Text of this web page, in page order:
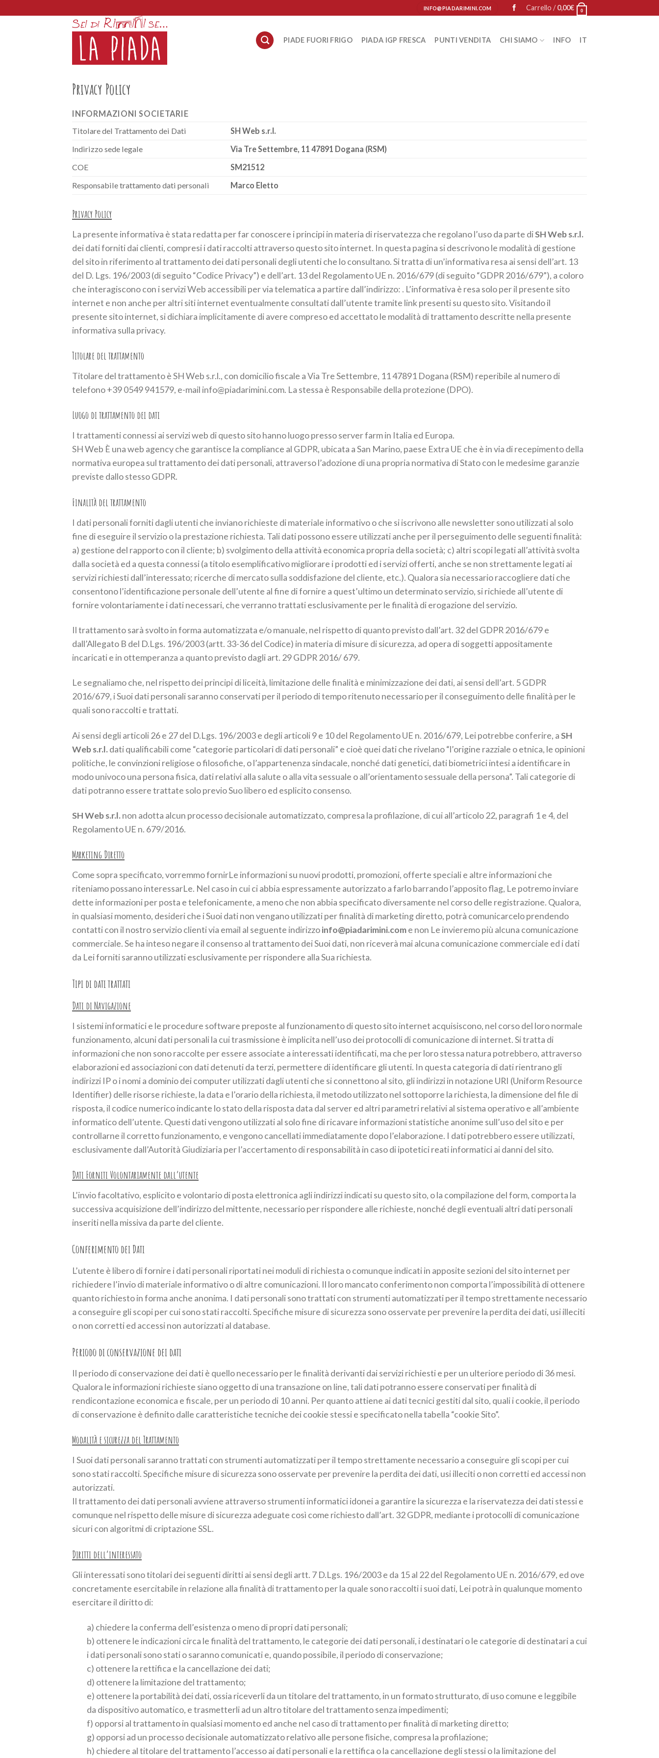
INFO@PIADARIMINI.COM Carrello /0,00€ 0
PIADE FUORI FRIGO PIADA IGP FRESCA PUNTI VENDITA CHI SIAMO INFO IT
Privacy Policy
INFORMAZIONI SOCIETARIE
Titolare del Trattamento dei Dati
SH Web s.r.l.
Indirizzo sede legale
Via Tre Settembre, 11 47891 Dogana (RSM)
COE
SM21512
Responsabile trattamento dati personali
Marco Eletto
Privacy Policy
La presente informativa è stata redatta per far conoscere i principi in materia di riservatezza che regolano l’uso da parte diSH Web s.r.l.
dei dati forniti dai clienti, compresi i dati raccolti attraverso questo sito internet. In questa pagina si descrivono le modalità di gestione
del sito in riferimento al trattamento dei dati personali degli utenti che lo consultano. Si tratta di un’informativa resa ai sensi dell’art. 13
del D. Lgs. 196/2003 (di seguito “Codice Privacy”) e dell’art. 13 del Regolamento UE n. 2016/679 (di seguito “GDPR 2016/679”), a coloro
che interagiscono con i servizi Web accessibili per via telematica a partire dall’indirizzo: . L’informativa è resa solo per il presente sito
internet e non anche per altri siti internet eventualmente consultati dall’utente tramite link presenti su questo sito. Visitando il
presente sito internet, si dichiara implicitamente di avere compreso ed accettato le modalità di trattamento descritte nella presente
informativa sulla privacy.
Titolare del trattamento
Titolare del trattamento è SH Web s.r.l., con domicilio fiscale a Via Tre Settembre, 11 47891 Dogana (RSM) reperibile al numero di
telefono +39 0549 941579, e-mail info@piadarimini.com. La stessa è Responsabile della protezione (DPO).
Luogo di trattamento dei dati
I trattamenti connessi ai servizi web di questo sito hanno luogo presso server farm in Italia ed Europa.
SH Web È una web agency che garantisce la compliance al GDPR, ubicata a San Marino, paese Extra UE che è in via di recepimento della
normativa europea sul trattamento dei dati personali, attraverso l’adozione di una propria normativa di Stato con le medesime garanzie
previste dallo stesso GDPR.
Finalità del trattamento
I dati personali forniti dagli utenti che inviano richieste di materiale informativo o che si iscrivono alle newsletter sono utilizzati al solo
fine di eseguire il servizio o la prestazione richiesta. Tali dati possono essere utilizzati anche per il perseguimento delle seguenti finalità:
a) gestione del rapporto con il cliente; b) svolgimento della attività economica propria della società; c) altri scopi legati all’attività svolta
dalla società ed a questa connessi (a titolo esemplificativo migliorare i prodotti ed i servizi offerti, anche se non strettamente legati ai
servizi richiesti dall’interessato; ricerche di mercato sulla soddisfazione del cliente, etc.). Qualora sia necessario raccogliere dati che
consentono l’identificazione personale dell’utente al fine di fornire a quest’ultimo un determinato servizio, si richiede all’utente di
fornire volontariamente i dati necessari, che verranno trattati esclusivamente per le finalità di erogazione del servizio.
Il trattamento sarà svolto in forma automatizzata e/o manuale, nel rispetto di quanto previsto dall’art. 32 del GDPR 2016/679 e
dall’Allegato B del D.Lgs. 196/2003 (artt. 33-36 del Codice) in materia di misure di sicurezza, ad opera di soggetti appositamente
incaricati e in ottemperanza a quanto previsto dagli art. 29 GDPR 2016/ 679.
Le segnaliamo che, nel rispetto dei principi di liceità, limitazione delle finalità e minimizzazione dei dati, ai sensi dell’art. 5 GDPR
2016/679, i Suoi dati personali saranno conservati per il periodo di tempo ritenuto necessario per il conseguimento delle finalità per le
quali sono raccolti e trattati.
Ai sensi degli articoli 26 e 27 del D.Lgs. 196/2003 e degli articoli 9 e 10 del Regolamento UE n. 2016/679, Lei potrebbe conferire, aSH
Web s.r.l.dati qualificabili come “categorie particolari di dati personali” e cioè quei dati che rivelano “l’origine razziale o etnica, le opinioni
politiche, le convinzioni religiose o filosofiche, o l’appartenenza sindacale, nonché dati genetici, dati biometrici intesi a identificare in
modo univoco una persona fisica, dati relativi alla salute o alla vita sessuale o all’orientamento sessuale della persona”. Tali categorie di
dati potranno essere trattate solo previo Suo libero ed esplicito consenso.
SH Web s.r.l.non adotta alcun processo decisionale automatizzato, compresa la profilazione, di cui all’articolo 22, paragrafi 1 e 4, del
Regolamento UE n. 679/2016.
Marketing Diretto
Come sopra specificato, vorremmo fornirLe informazioni su nuovi prodotti, promozioni, offerte speciali e altre informazioni che
riteniamo possano interessarLe. Nel caso in cui ci abbia espressamente autorizzato a farlo barrando l’apposito flag, Le potremo inviare
dette informazioni per posta e telefonicamente, a meno che non abbia specificato diversamente nel corso delle registrazione. Qualora,
in qualsiasi momento, desideri che i Suoi dati non vengano utilizzati per finalità di marketing diretto, potrà comunicarcelo prendendo
contatti con il nostro servizio clienti via email al seguente indirizzoinfo@piadarimini.come non Le invieremo più alcuna comunicazione
commerciale. Se ha inteso negare il consenso al trattamento dei Suoi dati, non riceverà mai alcuna comunicazione commerciale ed i dati
da Lei forniti saranno utilizzati esclusivamente per rispondere alla Sua richiesta.
Tipi di dati trattati
Dati di Navigazione
I sistemi informatici e le procedure software preposte al funzionamento di questo sito internet acquisiscono, nel corso del loro normale
funzionamento, alcuni dati personali la cui trasmissione è implicita nell’uso dei protocolli di comunicazione di internet. Si tratta di
informazioni che non sono raccolte per essere associate a interessati identificati, ma che per loro stessa natura potrebbero, attraverso
elaborazioni ed associazioni con dati detenuti da terzi, permettere di identificare gli utenti. In questa categoria di dati rientrano gli
indirizzi IP o i nomi a dominio dei computer utilizzati dagli utenti che si connettono al sito, gli indirizzi in notazione URI (Uniform Resource
Identifier) delle risorse richieste, la data e l’orario della richiesta, il metodo utilizzato nel sottoporre la richiesta, la dimensione del file di
risposta, il codice numerico indicante lo stato della risposta data dal server ed altri parametri relativi al sistema operativo e all’ambiente
informatico dell’utente. Questi dati vengono utilizzati al solo fine di ricavare informazioni statistiche anonime sull’uso del sito e per
controllarne il corretto funzionamento, e vengono cancellati immediatamente dopo l’elaborazione. I dati potrebbero essere utilizzati,
esclusivamente dall’Autorità Giudiziaria per l’accertamento di responsabilità in caso di ipotetici reati informatici ai danni del sito.
Dati Forniti Volontariamente dall’utente
L’invio facoltativo, esplicito e volontario di posta elettronica agli indirizzi indicati su questo sito, o la compilazione del form, comporta la
successiva acquisizione dell’indirizzo del mittente, necessario per rispondere alle richieste, nonché degli eventuali altri dati personali
inseriti nella missiva da parte del cliente.
Conferimento dei Dati
L’utente è libero di fornire i dati personali riportati nei moduli di richiesta o comunque indicati in apposite sezioni del sito internet per
richiedere l’invio di materiale informativo o di altre comunicazioni. Il loro mancato conferimento non comporta l’impossibilità di ottenere
quanto richiesto in forma anche anonima. I dati personali sono trattati con strumenti automatizzati per il tempo strettamente necessario
a conseguire gli scopi per cui sono stati raccolti. Specifiche misure di sicurezza sono osservate per prevenire la perdita dei dati, usi illeciti
o non corretti ed accessi non autorizzati al database.
Periodo di conservazione dei dati
Il periodo di conservazione dei dati è quello necessario per le finalità derivanti dai servizi richiesti e per un ulteriore periodo di 36 mesi.
Qualora le informazioni richieste siano oggetto di una transazione on line, tali dati potranno essere conservati per finalità di
rendicontazione economica e fiscale, per un periodo di 10 anni. Per quanto attiene ai dati tecnici gestiti dal sito, quali i cookie, il periodo
di conservazione è definito dalle caratteristiche tecniche dei cookie stessi e specificato nella tabella “cookie Sito”.
Modalità e sicurezza del Trattamento
I Suoi dati personali saranno trattati con strumenti automatizzati per il tempo strettamente necessario a conseguire gli scopi per cui
sono stati raccolti. Specifiche misure di sicurezza sono osservate per prevenire la perdita dei dati, usi illeciti o non corretti ed accessi non
autorizzati.
Il trattamento dei dati personali avviene attraverso strumenti informatici idonei a garantire la sicurezza e la riservatezza dei dati stessi e
comunque nel rispetto delle misure di sicurezza adeguate così come richiesto dall’art. 32 GDPR, mediante i protocolli di comunicazione
sicuri con algoritmi di criptazione SSL.
Diritti dell’interessato
Gli interessati sono titolari dei seguenti diritti ai sensi degli artt. 7 D.Lgs. 196/2003 e da 15 al 22 del Regolamento UE n. 2016/679, ed ove
concretamente esercitabile in relazione alla finalità di trattamento per la quale sono raccolti i suoi dati, Lei potrà in qualunque momento
esercitare il diritto di:
a) chiedere la conferma dell’esistenza o meno di propri dati personali;
b) ottenere le indicazioni circa le finalità del trattamento, le categorie dei dati personali, i destinatari o le categorie di destinatari a cui
i dati personali sono stati o saranno comunicati e, quando possibile, il periodo di conservazione;
c) ottenere la rettifica e la cancellazione dei dati;
d) ottenere la limitazione del trattamento;
e) ottenere la portabilità dei dati, ossia riceverli da un titolare del trattamento, in un formato strutturato, di uso comune e leggibile
da dispositivo automatico, e trasmetterli ad un altro titolare del trattamento senza impedimenti;
f) opporsi al trattamento in qualsiasi momento ed anche nel caso di trattamento per finalità di marketing diretto;
g) opporsi ad un processo decisionale automatizzato relativo alle persone ﬁsiche, compresa la profilazione;
h) chiedere al titolare del trattamento l’accesso ai dati personali e la rettifica o la cancellazione degli stessi o la limitazione del